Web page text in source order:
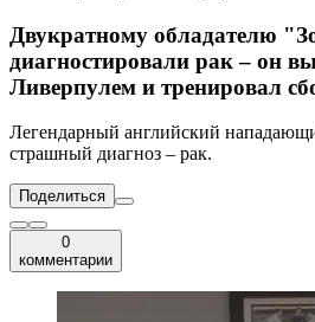
Двукратному обладателю
диагностировали рак – он
Ливерпулем и тренировал
Легендарный английский
страшный диагноз – рак.
Поделиться
0
комментарии